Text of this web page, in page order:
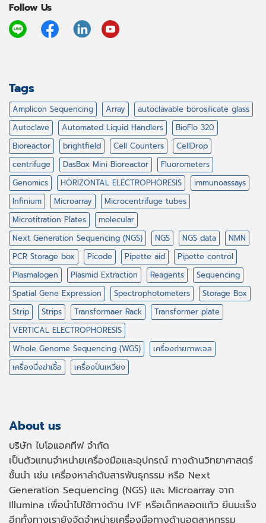
Follow Us
Tags
Amplicon Sequencing Array
autoclavable borosilicate glass
Autoclave
Automated Liquid Handlers
BioFlo 320
Bioreactor
brightfield Cell Counters
CellDrop
centrifuge
DasBox Mini Bioreactor
Fluorometers
Genomics
HORIZONTAL ELECTROPHORESIS
immunoassays
Infinium
Microarray
Microcentrifuge tubes
Microtitration Plates
molecular
Next Generation Sequencing (NGS)
NGS NGS data
NMN
PCR Storage box
Picode Pipette aid
Pipette control
Plasmalogen
Plasmid Extraction Reagents
Sequencing
Spatial Gene Expression
Spectrophotometers
Storage Box
Strip
Strips Transformaer Rack
Transformer plate
VERTICAL ELECTROPHORESIS
Whole Genome Sequencing (WGS)
เครื่องถ่ายภาพเจล
เครื่องนึ่งฆ่าเชื้อ
เครื่องปั่นเหวี่ยง
About us
บริษัท ไบโอแอคทีฟ จำกัด
เป็นตัวแทนจำหน่ายเครื่องมือและอุปกรณ์ ทางด้านวิทยาศาสตร์
ชั้นนำ เช่น เครื่องหาลำดับสารพันธุกรรม หรือ Next
Generation Sequencing (NGS) และ Microarray จาก
Illumina เพื่อนำไปใช้ทางด้าน IVF หรือเด็กหลอดแก้ว ยีนมะเร็ง